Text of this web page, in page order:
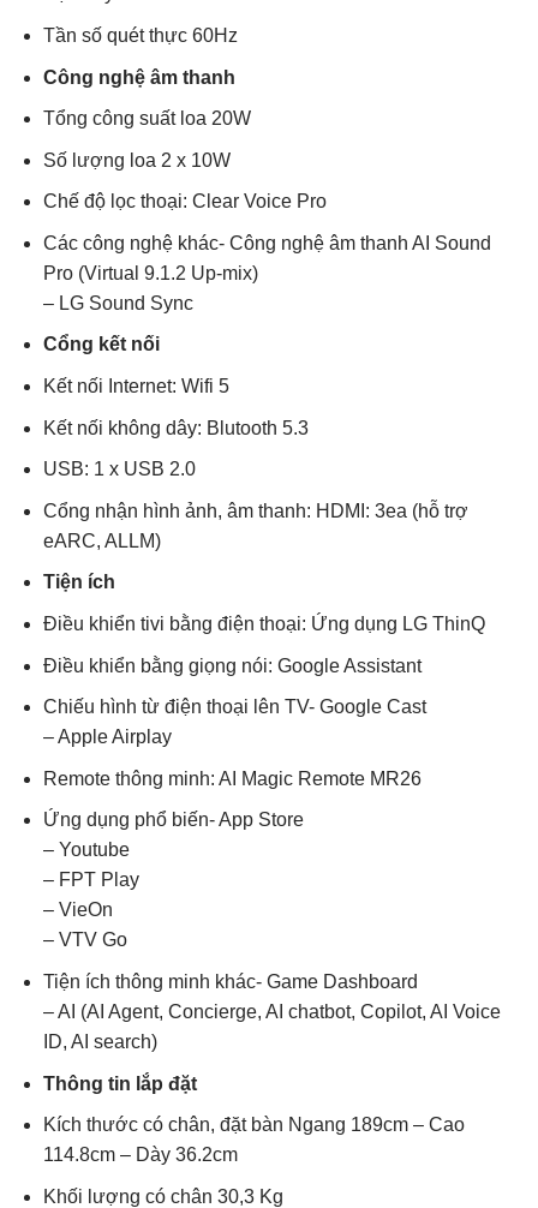
Tần số quét thực 60Hz
Công nghệ âm thanh
Tổng công suất loa 20W
Số lượng loa 2 x 10W
Chế độ lọc thoại: Clear Voice Pro
Các công nghệ khác- Công nghệ âm thanh AI Sound
Pro (Virtual 9.1.2 Up-mix)
– LG Sound Sync
Cổng kết nối
Kết nối Internet: Wifi 5
Kết nối không dây: Blutooth 5.3
USB: 1 x USB 2.0
Cổng nhận hình ảnh, âm thanh: HDMI: 3ea (hỗ trợ
eARC, ALLM)
Tiện ích
Điều khiển tivi bằng điện thoại: Ứng dụng LG ThinQ
Điều khiển bằng giọng nói: Google Assistant
Chiếu hình từ điện thoại lên TV- Google Cast
– Apple Airplay
Remote thông minh: AI Magic Remote MR26
Ứng dụng phổ biến- App Store
– Youtube
– FPT Play
– VieOn
– VTV Go
Tiện ích thông minh khác- Game Dashboard
– AI (AI Agent, Concierge, AI chatbot, Copilot, AI Voice
ID, AI search)
Thông tin lắp đặt
Kích thước có chân, đặt bàn Ngang 189cm – Cao
114.8cm – Dày 36.2cm
Khối lượng có chân 30,3 Kg